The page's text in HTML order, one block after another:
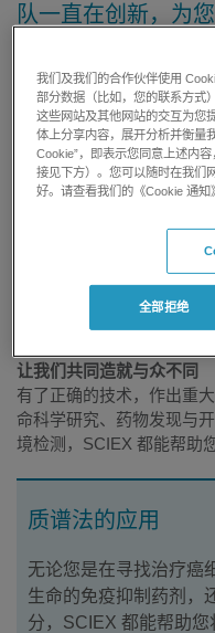
队一直在创新，为
创新、直观的解决方案
SCIEX 技术提供独特的应
我们质谱仪、毛细管电泳
组合的设计者像您一样，
数据解读、技术专业知识
与 SCIEX 合作，您获得
过全球专业研究人员和工
确保获得合适的数据，快
让我们共同造就与众不同
有了正确的技术，作出重
命科学研究、药物发现与
境检测，SCIEX 都能帮助
质谱法的应用
无论您是在寻找治疗癌
生命的免疫抑制药剂，
分，SCIEX 都能帮助您
我们及我们的合作伙伴使用
部分数据（比如，您的联系方式
这些网站及其他网站的交互为您
体上分享内容，展开分析并衡量
Cookie”，即表示您同意上述内
接见下方）。您可以随时在我们
好。请查看我们的《Cookie 通
全部拒绝